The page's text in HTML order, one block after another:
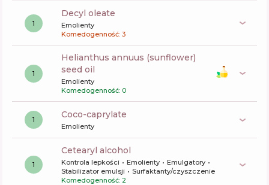
1
decyl oleate
Emolienty
Komedogenność: 3
1
helianthus annuus (sunflower)
seed oil
Emolienty
Komedogenność: 0
1 coco-caprylate
Emolienty
1
cetearyl alcohol
Kontrola lepkości Emolienty
Emulgatory
Stabilizator emulsji
Surfaktanty/czyszczenie
Komedogenność: 2